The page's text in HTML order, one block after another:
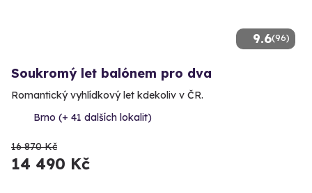
9.6(96)
Soukromý let balónem pro dva
Romantický vyhlídkový let kdekoliv v ČR.
Brno (+ 41 dalších lokalit)
16 870 Kč
14 490 Kč